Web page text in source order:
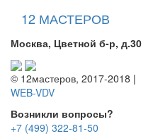
12 МАСТЕРОВ
Москва, Цветной б-р, д.30
© 12мастеров, 2017-2018 |
WEB-VDV
Возникли вопросы?
+7 (499) 322-81-50